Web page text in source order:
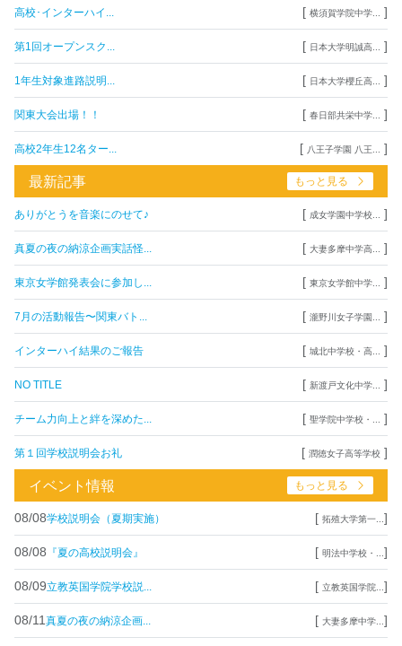
高校･インターハイ... [ 横須賀学院中学... ]
第1回オープンスク... [ 日本大学明誠高... ]
1年生対象進路説明... [ 日本大学櫻丘高... ]
関東大会出場！！ [ 春日部共栄中学... ]
高校2年生12名ター... [ 八王子学園 八王... ]
最新記事 もっと見る
ありがとうを音楽にのせて♪ [ 成女学園中学校... ]
真夏の夜の納涼企画実話怪... [ 大妻多摩中学高... ]
東京女学館発表会に参加し... [ 東京女学館中学... ]
7月の活動報告〜関東バト... [ 瀧野川女子学園... ]
インターハイ結果のご報告 [ 城北中学校・高... ]
NO TITLE [ 新渡戸文化中学... ]
チーム力向上と絆を深めた... [ 聖学院中学校・... ]
第１回学校説明会お礼 [ 潤徳女子高等学校 ]
イベント情報 もっと見る
08/08学校説明会（夏期実施） [ 拓殖大学第一... ]
08/08 『夏の高校説明会』 [ 明法中学校・... ]
08/09立教英国学院学校説... [ 立教英国学院... ]
08/11 真夏の夜の納涼企画... [ 大妻多摩中学... ]